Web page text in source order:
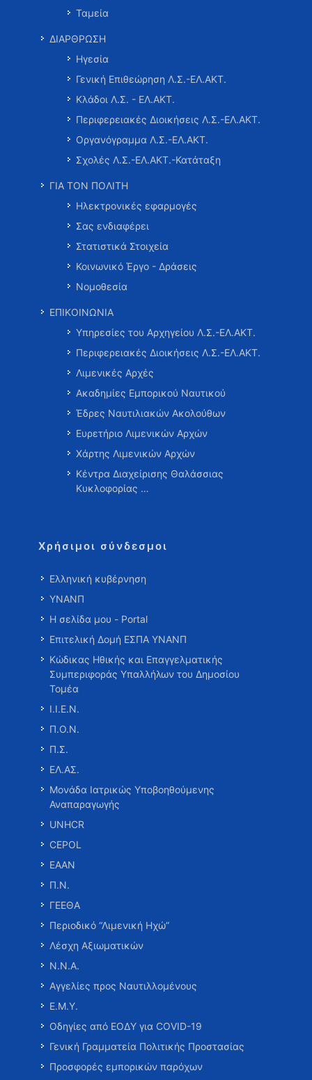
Ταμεία
ΔΙΑΡΘΡΩΣΗ
Ηγεσία
Γενική Επιθεώρηση Λ.Σ.-ΕΛ.ΑΚΤ.
Κλάδοι Λ.Σ. - ΕΛ.ΑΚΤ.
Περιφερειακές Διοικήσεις Λ.Σ.-ΕΛ.ΑΚΤ.
Οργανόγραμμα Λ.Σ.-ΕΛ.ΑΚΤ.
Σχολές Λ.Σ.-ΕΛ.ΑΚΤ.-Κατάταξη
ΓΙΑ ΤΟΝ ΠΟΛΙΤΗ
Ηλεκτρονικές εφαρμογές
Σας ενδιαφέρει
Στατιστικά Στοιχεία
Κοινωνικό Έργο - Δράσεις
Νομοθεσία
ΕΠΙΚΟΙΝΩΝΙΑ
Υπηρεσίες του Αρχηγείου Λ.Σ.-ΕΛ.ΑΚΤ.
Περιφερειακές Διοικήσεις Λ.Σ.-ΕΛ.ΑΚΤ.
Λιμενικές Αρχές
Ακαδημίες Εμπορικού Ναυτικού
Έδρες Ναυτιλιακών Ακολούθων
Ευρετήριο Λιμενικών Αρχών
Χάρτης Λιμενικών Αρχών
Κέντρα Διαχείρισης Θαλάσσιας
Κυκλοφορίας …
Χρήσιμοι σύνδεσμοι
Ελληνική κυβέρνηση
ΥΝΑΝΠ
Η σελίδα μου - Portal
Επιτελική Δομή ΕΣΠΑ ΥΝΑΝΠ
Κώδικας Ηθικής και Επαγγελματικής
Συμπεριφοράς Υπαλλήλων του Δημοσίου
Τομέα
Ι.Ι.Ε.Ν.
Π.Ο.Ν.
Π.Σ.
ΕΛ.ΑΣ.
Μονάδα Ιατρικώς Υποβοηθούμενης
Αναπαραγωγής
UNHCR
CEPOL
ΕΑΑΝ
Π.Ν.
ΓΕΕΘΑ
Περιοδικό “Λιμενική Ηχώ”
Λέσχη Αξιωματικών
Ν.Ν.Α.
Αγγελίες προς Ναυτιλλομένους
Ε.Μ.Υ.
Οδηγίες από ΕΟΔΥ για COVID-19
Γενική Γραμματεία Πολιτικής Προστασίας
Προσφορές εμπορικών παρόχων